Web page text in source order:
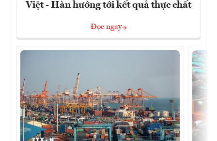
Việt - Hàn hướng tới kết quả thực chất
Đọc ngay